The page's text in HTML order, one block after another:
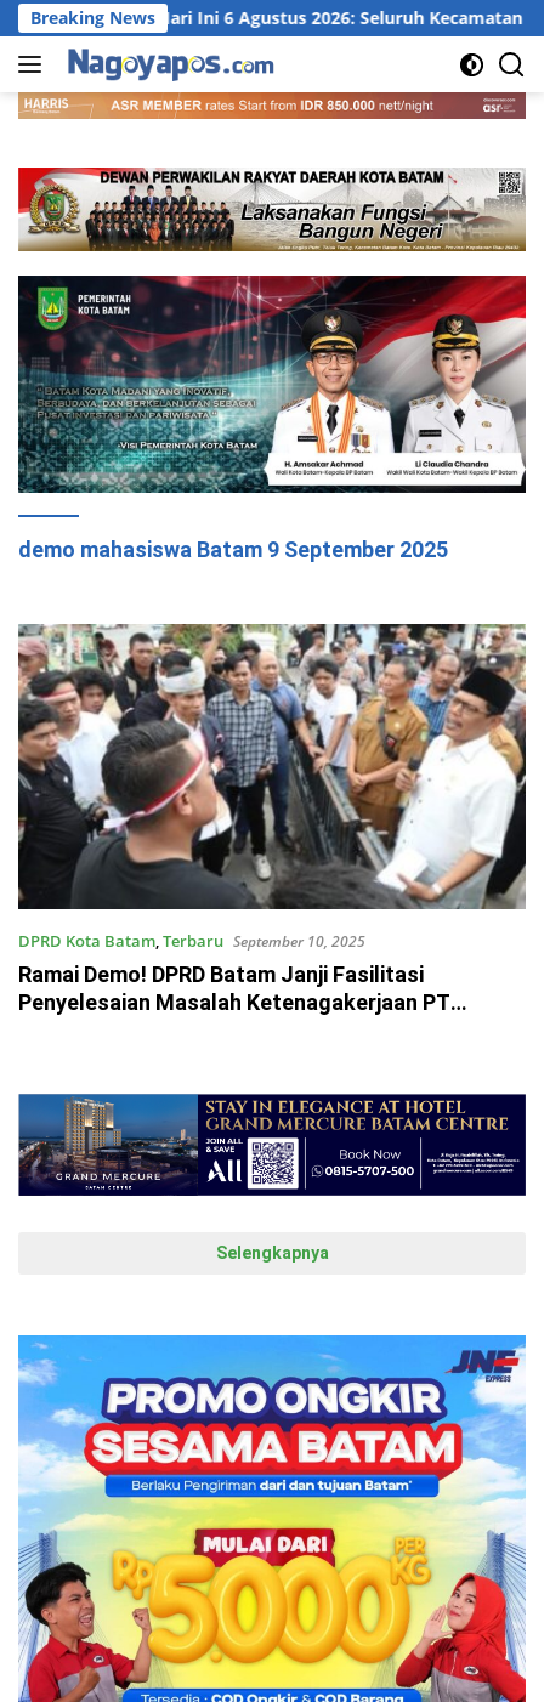
Langsung
ke
konten
Breaking News
Hari Ini 6 Agustus 2026: Seluruh Kecamatan Cerah Berawan,
demo mahasiswa Batam 9 September 2025
DPRD Kota Batam,Terbaru September 10, 2025
Ramai Demo! DPRD Batam Janji Fasilitasi
Penyelesaian Masalah Ketenagakerjaan PT
Selengkapnya